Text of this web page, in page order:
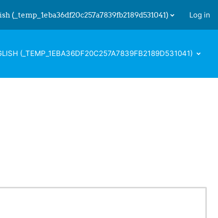
input
‎(_temp_1eba36df20c257a7839fb2189d531041)‎ Log in
‎(_TEMP_1EBA36DF20C257A7839FB2189D531041)‎